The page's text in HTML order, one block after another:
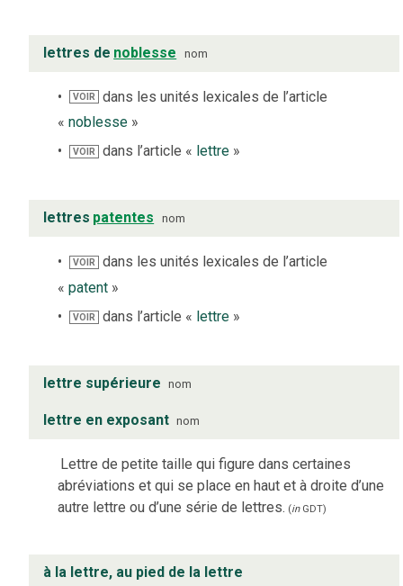
lettres de noblesse nom
VOIR
dans les unités lexicales de l’article
« noblesse »
VOIR dans l’article « lettre »
lettres patentes nom
VOIR
dans les unités lexicales de l’article
« patent »
VOIR dans l’article « lettre »
lettre supérieure nom
lettre en exposant nom
Lettre de petite taille qui figure dans certaines
abréviations et qui se place en haut et à droite d’une
autre lettre ou d’une série de lettres. (inGDT)
à la lettre, au pied de la lettre